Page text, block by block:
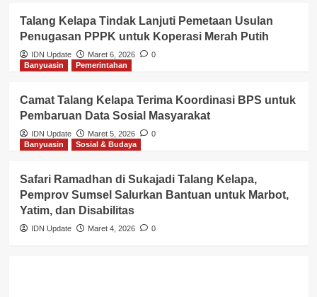
Talang Kelapa Tindak Lanjuti Pemetaan Usulan
Penugasan PPPK untuk Koperasi Merah Putih
IDN Update Maret 6, 2026
0
Banyuasin
Pemerintahan
Camat Talang Kelapa Terima Koordinasi BPS untuk
Pembaruan Data Sosial Masyarakat
IDN Update Maret 5, 2026
0
Banyuasin
Sosial & Budaya
Safari Ramadhan di Sukajadi Talang Kelapa,
Pemprov Sumsel Salurkan Bantuan untuk Marbot,
Yatim, dan Disabilitas
IDN Update Maret 4, 2026 0